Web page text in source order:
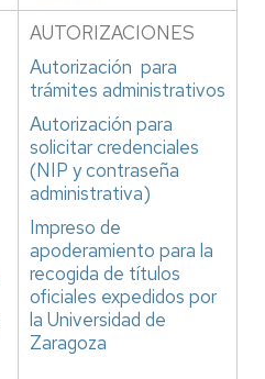
AUTORIZACIONES
Autorización para
trámites administrativos
Autorización para
solicitar credenciales
(NIP y contraseña
administrativa)
Impreso de
apoderamiento para la
recogida de títulos
oficiales expedidos por
la Universidad de
Zaragoza